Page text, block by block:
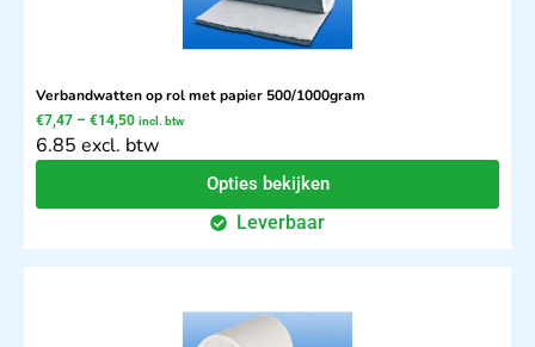
Verbandwatten op rol met papier 500/1000gram
€7,47 – €14,50 incl. btw
6.85 excl. btw
Opties bekijken
Leverbaar